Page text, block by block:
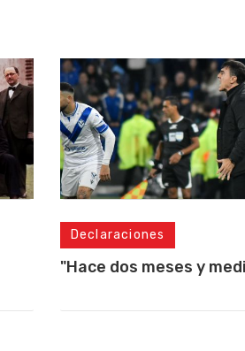
Declaraciones
"Hace dos meses y